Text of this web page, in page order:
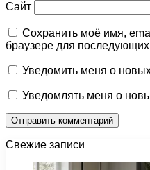
Сайт
Сохранить моё имя,
браузере для
Уведомить меня о
Уведомлять меня о
Свежие записи